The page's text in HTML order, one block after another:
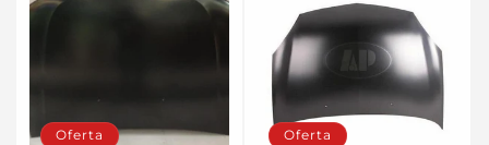
Oferta Oferta